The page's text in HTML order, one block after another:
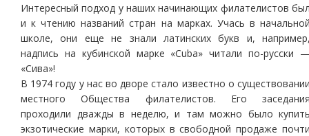
Интересный подход у наших начинающих филателистов
и к чтению названий стран на марках. Учась в
школе, они еще не знали латинских букв и,
надпись на кубинской марке «Cuba» читали по-русски
«Сива»!
В 1974 году у нас во дворе стало известно о
местного Общества филателистов. Его
проходили дважды в неделю, и там можно было
экзотические марки, которых в свободной продаже